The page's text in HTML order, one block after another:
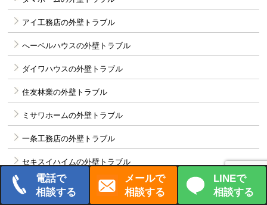
アイ工務店の外壁トラブル
へーベルハウスの外壁トラブル
ダイワハウスの外壁トラブル
住友林業の外壁トラブル
ミサワホームの外壁トラブル
一条工務店の外壁トラブル
セキスイハイムの外壁トラブル
雨漏りの原因はコレだった！見逃しがちなチェックポイント5選
電話で
相談する
メールで
相談する
LINEで
相談する